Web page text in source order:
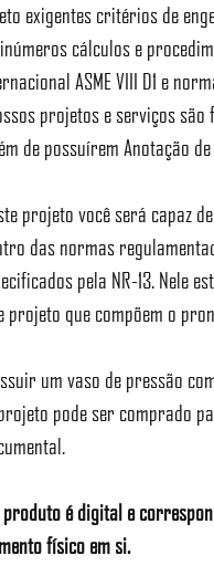
exigentes critérios de
cálculos e
ASME VIII D1 e
projetos e serviços
de possuírem Anotação
projeto você será capaz
das normas
pela NR-13. Nele
projeto que compõem o
um vaso de pressão
pode ser comprado
produto é digital e
físico em si.